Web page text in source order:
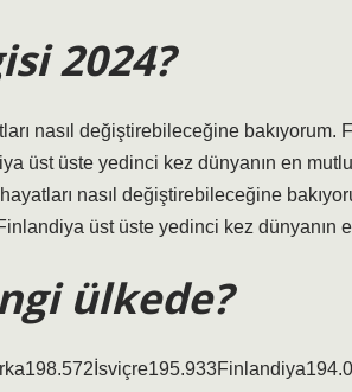
2024?
nasıl değiştirebileceğine bakıyorum.
üst üste yedinci kez dünyanın en
nasıl değiştirebileceğine
üst üste yedinci kez dünyanın
ülkede?